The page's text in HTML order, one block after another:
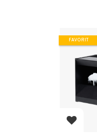
Lägg
FAVORIT